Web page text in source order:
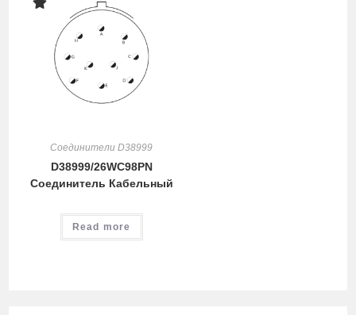
Соединители D38999
D38999/26WC98PN
Соединитель Кабельный
Read more